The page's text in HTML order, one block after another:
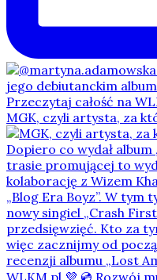
MGK, czyli artysta, za